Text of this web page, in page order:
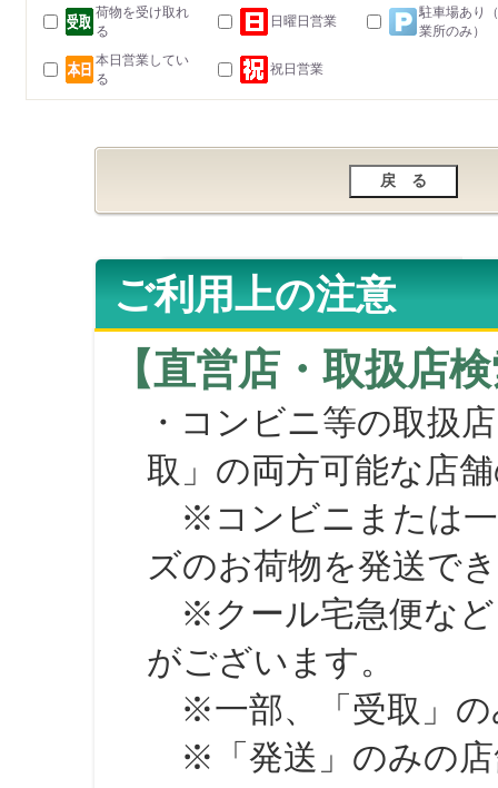
荷物を受け取れ
る
日曜日営業
駐車場あり
業所のみ）
本日営業してい
る
祝日営業
ご利用上の注意
【直営店・取扱店
・コンビニ等の取扱
取」の両方可能な店
※コンビニまたは一
ズのお荷物を発送で
※クール宅急便など
がございます。
※一部、「受取」の
※「発送」のみの店